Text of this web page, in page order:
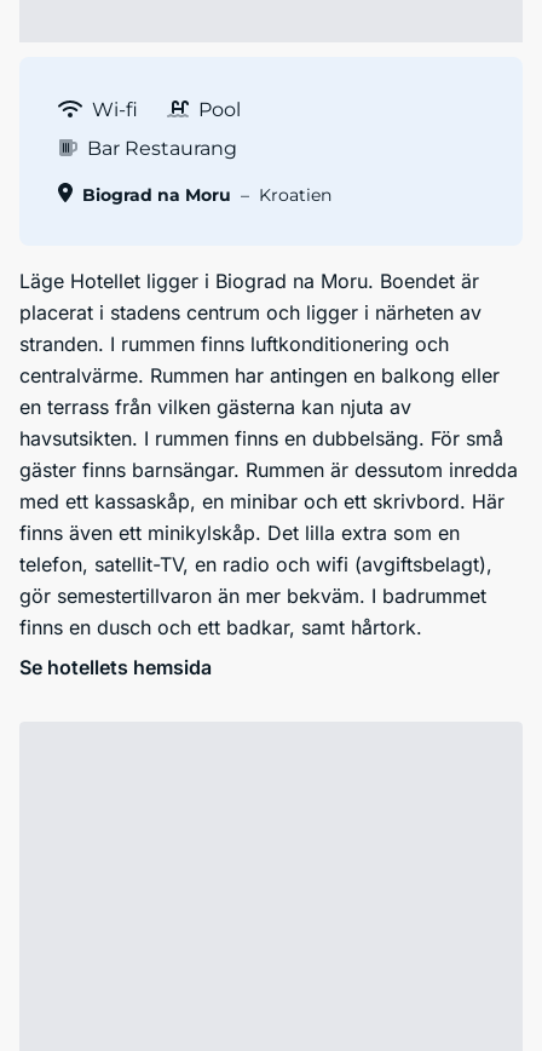
Wi-fi
Pool
Bar Restaurang
Biograd na Moru – Kroatien
Läge Hotellet ligger i Biograd na Moru. Boendet är
placerat i stadens centrum och ligger i närheten av
stranden. I rummen finns luftkonditionering och
centralvärme. Rummen har antingen en balkong eller
en terrass från vilken gästerna kan njuta av
havsutsikten. I rummen finns en dubbelsäng. För små
gäster finns barnsängar. Rummen är dessutom inredda
med ett kassaskåp, en minibar och ett skrivbord. Här
finns även ett minikylskåp. Det lilla extra som en
telefon, satellit-TV, en radio och wifi (avgiftsbelagt),
gör semestertillvaron än mer bekväm. I badrummet
finns en dusch och ett badkar, samt hårtork.
Se hotellets hemsida